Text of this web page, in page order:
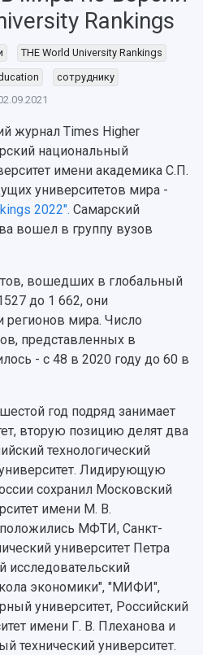
интеллекта
полигон
"Одержимы
состав
граждан на
истории России и
РФ
19
научные коллективы
кадров
должностей научных
темы
подразделения
научно-
деятельностью
обслуживания
разработки
и грантов
"Молодой учёный"
университета
конференциях
Rankings
THE World University Rankings
сотруднику
журнал Times Higher
национальный
имени академика С.П.
университетов мира -
2022". Самарский
вошел в группу вузов
вошедших в глобальный
до 1 662, они
регионов мира. Число
представленных в
- с 48 в 2020 году до 60 в
год подряд занимает
вторую позицию делят два
технологический
университет. Лидирующую
сохранил Московский
имени М. В.
МФТИ, Санкт-
университет Петра
исследовательский
экономики", "МИФИ",
университет, Российский
имени Г. В. Плеханова и
технический университет.